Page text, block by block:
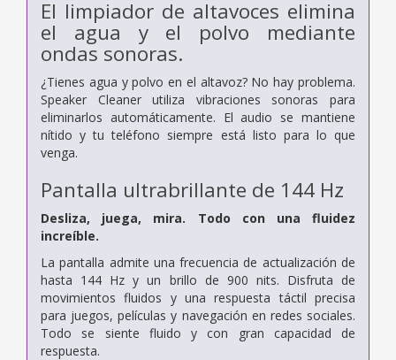
El limpiador de altavoces elimina
el agua y el polvo mediante
ondas sonoras.
¿Tienes agua y polvo en el altavoz? No hay problema.
Speaker Cleaner utiliza vibraciones sonoras para
eliminarlos automáticamente. El audio se mantiene
nítido y tu teléfono siempre está listo para lo que
venga.
Pantalla ultrabrillante de 144 Hz
Desliza, juega, mira. Todo con una fluidez
increíble.
La pantalla admite una frecuencia de actualización de
hasta 144 Hz y un brillo de 900 nits. Disfruta de
movimientos fluidos y una respuesta táctil precisa
para juegos, películas y navegación en redes sociales.
Todo se siente fluido y con gran capacidad de
respuesta.